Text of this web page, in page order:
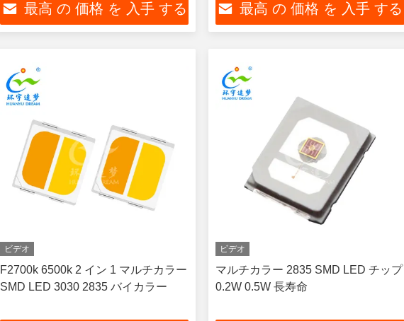
最高 の 価格 を 入手 する 最高 の 価格 を 入手 する
ビデオ
F2700k 6500k 2 イン 1 マルチカラー
SMD LED 3030 2835 バイカラー
ビデオ
マルチカラー 2835 SMD LED チップ
0.2W 0.5W 長寿命